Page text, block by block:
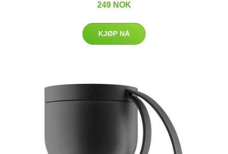
249 NOK
KJØP NÅ